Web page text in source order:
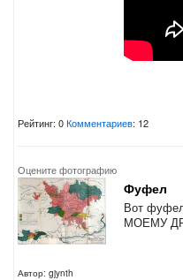
Рейтинг: 0Комментариев: 12
Оцените фотографию
Автор: gjynth
Фуфел
Вот
МОЕМУ